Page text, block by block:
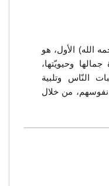
الله) الأول، هو
وحيويّتها،
النّاس وتلبية
من خلال